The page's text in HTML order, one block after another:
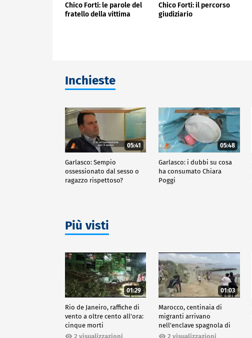
Chico Forti: le parole del
fratello della vittima
Chico Forti: il percorso
giudiziario
Inchieste
05:41
Garlasco: Sempio
ossessionato dal sesso o
ragazzo rispettoso?
05:48
Garlasco: i dubbi su cosa
ha consumato Chiara
Poggi
Più visti
01:29
Rio de Janeiro, raffiche di
vento a oltre cento all'ora:
cinque morti
2 visualizzazioni
01:03
Marocco, centinaia di
migranti arrivano
nell'enclave spagnola di
Ceuta2 visualizzazioni